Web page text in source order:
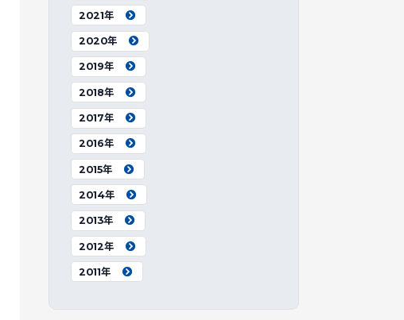
2021年
2020年
2019年
2018年
2017年
2016年
2015年
2014年
2013年
2012年
2011年